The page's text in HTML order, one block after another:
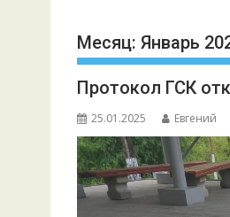
Месяц: Январь
Протокол ГСК
25.01.2025 Евгений